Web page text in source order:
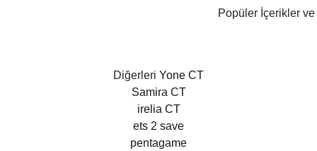
Popüler İçerikler ve
Diğerleri Yone CT
Samira CT
irelia CT
ets 2 save
pentagame